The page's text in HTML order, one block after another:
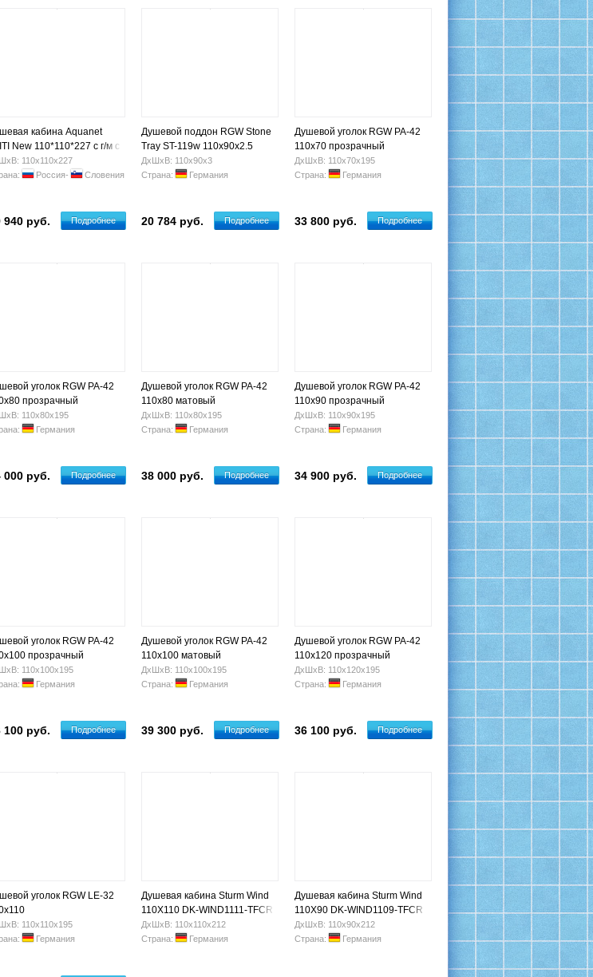
кабина Aquanet
New 110*110*227 с г/м с
без н/м ст.
110х110х227
Россия- Словения
940 руб. Подробнее
Душевой поддон RGW Stone
Tray ST-119w 110х90х2.5
ДхШхВ: 110х90х3
Страна:
Германия
20 784 руб. Подробнее
Душевой уголок RGW PA-42
110х70 прозрачный
ДхШхВ: 110х70х195
Страна:
Германия
33 800 руб. Подробнее
уголок RGW PA-42
прозрачный
110х80х195
Германия
000 руб. Подробнее
Душевой уголок RGW PA-42
110x80 матовый
ДхШхВ: 110х80х195
Страна:
Германия
38 000 руб. Подробнее
Душевой уголок RGW PA-42
110х90 прозрачный
ДхШхВ: 110х90х195
Страна:
Германия
34 900 руб. Подробнее
уголок RGW PA-42
прозрачный
110х100х195
Германия
100 руб. Подробнее
Душевой уголок RGW PA-42
110x100 матовый
ДхШхВ: 110х100х195
Страна:
Германия
39 300 руб. Подробнее
Душевой уголок RGW PA-42
110х120 прозрачный
ДхШхВ: 110х120х195
Страна:
Германия
36 100 руб. Подробнее
уголок RGW LE-32
110х110х195
Германия
Душевая кабина Sturm Wind
110X110 DK-WIND1111-TFCR
ДхШхВ: 110х110х212
Страна:
Германия
Душевая кабина Sturm Wind
110X90 DK-WIND1109-TFCR
ДхШхВ: 110х90х212
Страна:
Германия